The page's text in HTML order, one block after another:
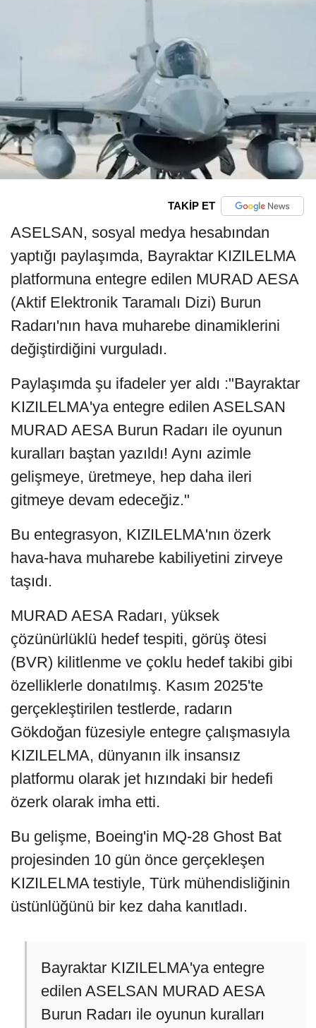
TAKİP ET
ASELSAN, sosyal medya hesabından
yaptığı paylaşımda, Bayraktar KIZILELMA
platformuna entegre edilen MURAD AESA
(Aktif Elektronik Taramalı Dizi) Burun
Radarı'nın hava muharebe dinamiklerini
değiştirdiğini vurguladı.
Paylaşımda şu ifadeler yer aldı :"Bayraktar
KIZILELMA'ya entegre edilen ASELSAN
MURAD AESA Burun Radarı ile oyunun
kuralları baştan yazıldı! Aynı azimle
gelişmeye, üretmeye, hep daha ileri
gitmeye devam edeceğiz."
Bu entegrasyon, KIZILELMA'nın özerk
hava-hava muharebe kabiliyetini zirveye
taşıdı.
MURAD AESA Radarı, yüksek
çözünürlüklü hedef tespiti, görüş ötesi
(BVR) kilitlenme ve çoklu hedef takibi gibi
özelliklerle donatılmış. Kasım 2025'te
gerçekleştirilen testlerde, radarın
Gökdoğan füzesiyle entegre çalışmasıyla
KIZILELMA, dünyanın ilk insansız
platformu olarak jet hızındaki bir hedefi
özerk olarak imha etti.
Bu gelişme, Boeing'in MQ-28 Ghost Bat
projesinden 10 gün önce gerçekleşen
KIZILELMA testiyle, Türk mühendisliğinin
üstünlüğünü bir kez daha kanıtladı.
Bayraktar KIZILELMA'ya entegre
edilen ASELSAN MURAD AESA
Burun Radarı ile oyunun kuralları